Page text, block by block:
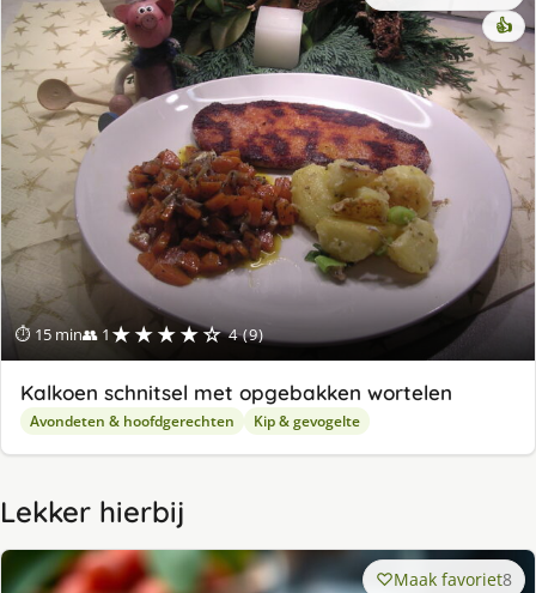
⏱ 15 min👥 1 ★★★★☆ 4 (9)
👍
Kalkoen schnitsel met opgebakken wortelen
Avondeten & hoofdgerechten Kip & gevogelte
Lekker hierbij
Maak favoriet8